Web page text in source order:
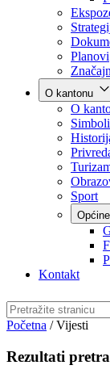
Vlada
Planovi
O kantonu
O
Simboli
Privreda
Turizam
Općine
Kontakt
Vijesti